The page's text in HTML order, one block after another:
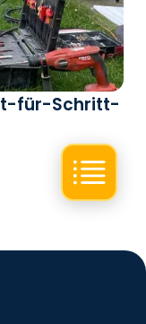
für-Schritt-